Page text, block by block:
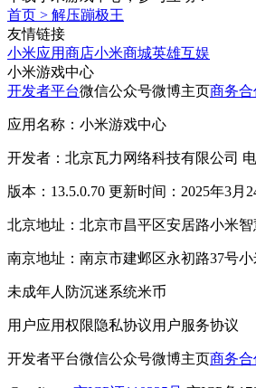
首页 > 解压蹦极王
友情链接
小米应用商店小米商城英雄互娱
小米游戏中心
开发者平台微信公众号微博主页商务合
应用名称：小米游戏中心
开发者：北京瓦力网络科技有限公司 电
版本：13.5.0.70 更新时间：2025年3月
北京地址：北京市昌平区安居路小米智
南京地址：南京市建邺区永初路37号
未成年人防沉迷系统米币
用户应用权限隐私协议用户服务协议
开发者平台微信公众号微博主页商务合